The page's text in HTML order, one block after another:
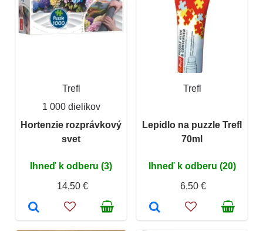
Trefl
1 000 dielikov
Hortenzie rozprávkový
svet
Ihneď k odberu (3)
14,50 €
Trefl
Lepidlo na puzzle Trefl
70ml
Ihneď k odberu (20)
6,50 €